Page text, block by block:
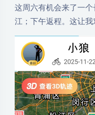
这周六有机会来了一
江；下午返程。这让我